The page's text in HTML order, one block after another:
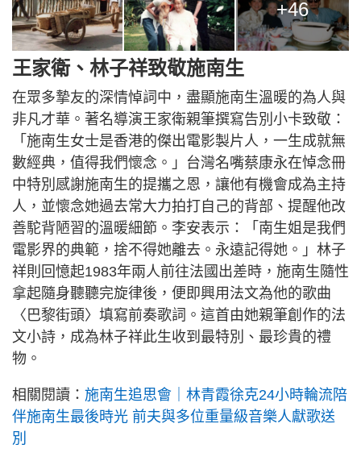
+46
王家衛、林子祥致敬施南生
在眾多摯友的深情悼詞中，盡顯施南生溫暖的為人與
非凡才華。著名導演王家衛親筆撰寫告別小卡致敬：
「施南生女士是香港的傑出電影製片人，一生成就無
數經典，值得我們懷念。」台灣名嘴蔡康永在悼念冊
中特別感謝施南生的提攜之恩，讓他有機會成為主持
人，並懷念她過去常大力拍打自己的背部、提醒他改
善駝背陋習的溫暖細節。李安表示：「南生姐是我們
電影界的典範，捨不得她離去。永遠記得她。」林子
祥則回憶起1983年兩人前往法國出差時，施南生隨性
拿起隨身聽聽完旋律後，便即興用法文為他的歌曲
〈巴黎街頭〉填寫前奏歌詞。這首由她親筆創作的法
文小詩，成為林子祥此生收到最特別、最珍貴的禮
物。
相關閱讀： 施南生追思會｜林青霞徐克24小時輪流陪
伴施南生最後時光 前夫與多位重量級音樂人獻歌送
別